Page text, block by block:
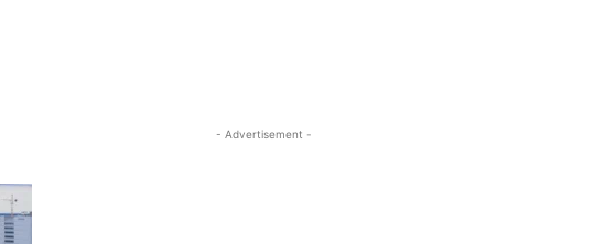
- Advertisement -